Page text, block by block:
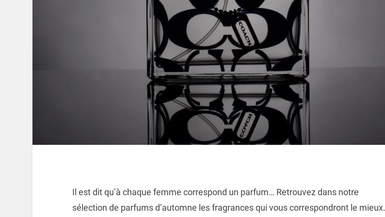
Il est dit qu’à chaque femme correspond un parfum… Retrouvez dans notre
sélection de parfums d’automne les fragrances qui vous correspondront le mieux.